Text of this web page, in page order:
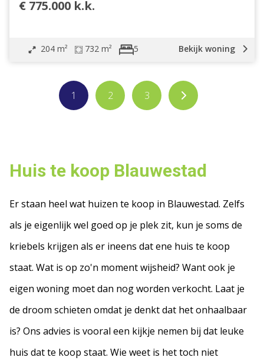
€ 775.000 k.k.
204 m² 732 m² 5 Bekijk woning
1 2 3
Huis te koop Blauwestad
Er staan heel wat huizen te koop in Blauwestad. Zelfs
als je eigenlijk wel goed op je plek zit, kun je soms de
kriebels krijgen als er ineens dat ene huis te koop
staat. Wat is op zo'n moment wijsheid? Want ook je
eigen woning moet dan nog worden verkocht. Laat je
de droom schieten omdat je denkt dat het onhaalbaar
is? Ons advies is vooral een kijkje nemen bij dat leuke
huis dat te koop staat. Wie weet is het toch niet